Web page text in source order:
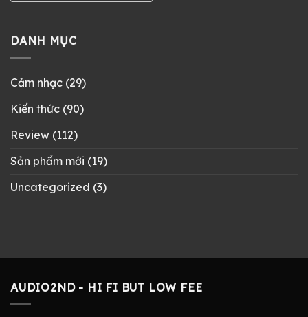
DANH MỤC
Cảm nhạc (29)
Kiến thức (90)
Review (112)
Sản phẩm mới (19)
Uncategorized (3)
AUDIO2ND - HI FI BUT LOW FEE